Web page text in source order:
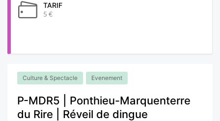
TARIF
5 €
Culture & Spectacle Evenement
P-MDR5 | Ponthieu-Marquenterre
du Rire | Réveil de dingue